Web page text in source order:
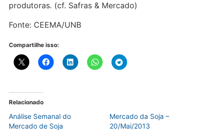
produtoras. (cf. Safras & Mercado)
Fonte: CEEMA/UNB
Compartilhe isso:
Relacionado
Análise Semanal do
Mercado de Soja
Mercado da Soja –
20/Mai/2013